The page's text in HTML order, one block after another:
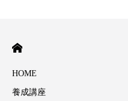
HOME
養成講座